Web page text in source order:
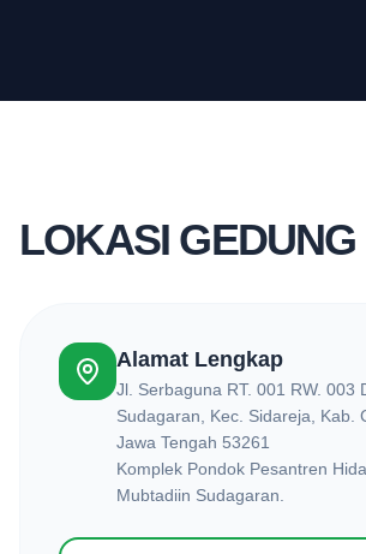
LOKASI GEDUNG
Alamat Lengkap
Jl. Serbaguna RT. 001 RW. 003
Sudagaran, Kec. Sidareja, Kab.
Jawa Tengah 53261
Komplek Pondok Pesantren
Mubtadiin Sudagaran.